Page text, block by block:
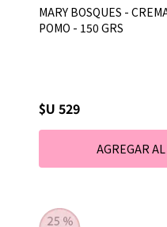
MARY BOSQUES -
POMO - 150 GRS
$U 529